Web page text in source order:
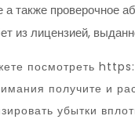
проверочное
из лицензией,
посмотреть
получите и
убытки